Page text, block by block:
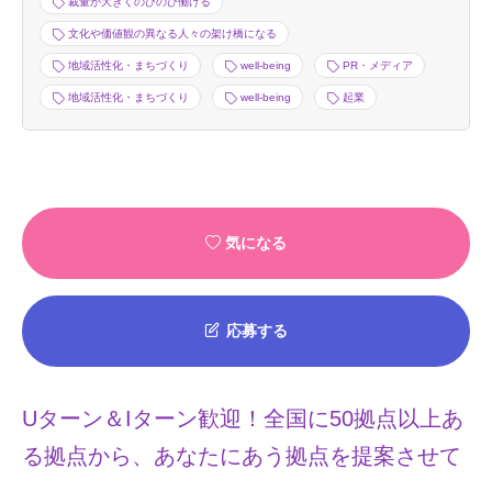
文化や価値観の異なる人々の架け橋になる
地域活性化・まちづくり well-being PR・メディア
地域活性化・まちづくり well-being 起業
気になる
応募する
Uターン＆Iターン歓迎！全国に50拠点以上あ
る拠点から、あなたにあう拠点を提案させて